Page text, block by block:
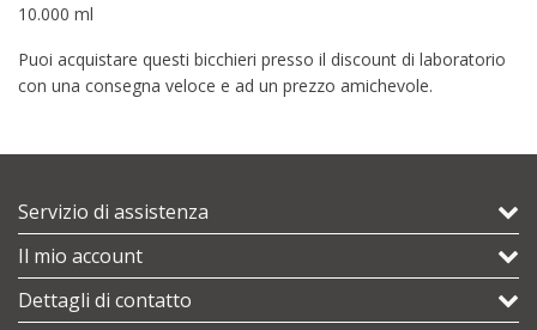
10.000 ml
Puoi acquistare questi bicchieri presso il discount di laboratorio
con una consegna veloce e ad un prezzo amichevole.
Servizio di assistenza
Il mio account
Dettagli di contatto